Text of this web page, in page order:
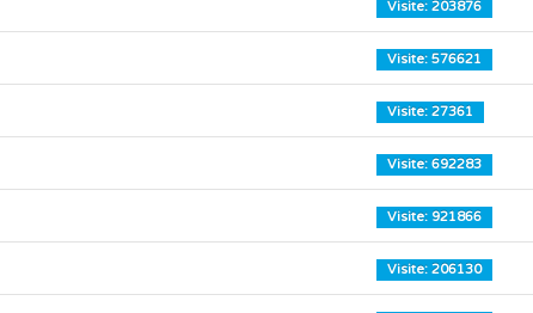
Visite: 203876
Visite: 576621
Visite: 27361
Visite: 692283
Visite: 921866
Visite: 206130